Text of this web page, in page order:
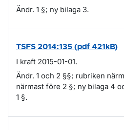
Ändr. 1 §; ny bilaga 3.
TSFS 2014:135 (pdf 421kB)
I kraft 2015-01-01.
Ändr. 1 och 2 §§; rubriken
närmast före 2 §; ny bilaga 4
1 §.